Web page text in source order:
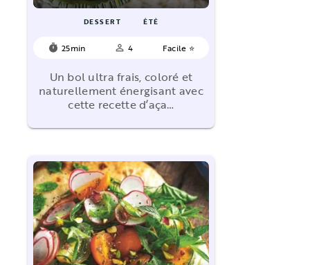
DESSERT ÉTÉ
timer 25min person_outline 4 Facile ⭐
Un bol ultra frais, coloré et
naturellement énergisant avec
cette recette d’aça…